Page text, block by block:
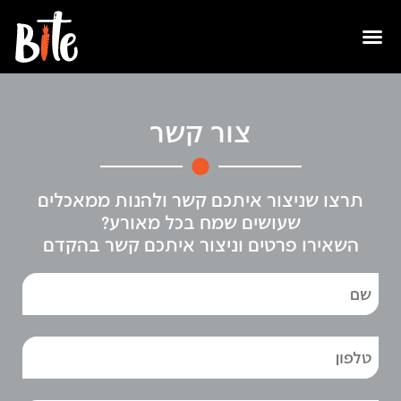
צור קשר
תרצו שניצור איתכם קשר ולהנות ממאכלים
שעושים שמח בכל מאורע?
השאירו פרטים וניצור איתכם קשר בהקדם